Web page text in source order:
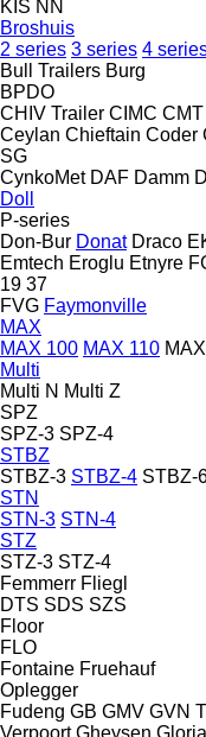
KIS NN
Broshuis
2 series 3 series 4
Bull Trailers Burg
BPDO
CHIV Trailer CIMC CMT
Ceylan Chieftain Coder
SG
CynkoMet DAF Damm
Doll
P-series
Don-Bur Donat Draco
Emtech Eroglu Etnyre
19 37
FVG Faymonville
MAX
MAX 100 MAX 110
Multi
Multi N Multi Z
SPZ
SPZ-3 SPZ-4
STBZ
STBZ-3 STBZ-4 STBZ-
STN
STN-3 STN-4
STZ
STZ-3 STZ-4
Femmerr Fliegl
DTS SDS SZS
Floor
FLO
Fontaine Fruehauf
Oplegger
Fudeng GB GMV GVN
Verpoort Gheysen Gloria